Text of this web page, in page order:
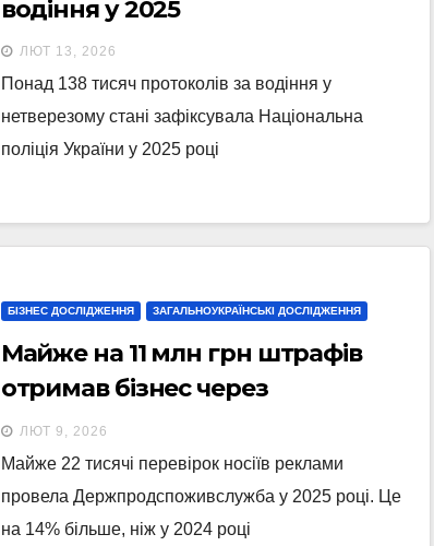
водіння у 2025
ЛЮТ 13, 2026
Понад 138 тисяч протоколів за водіння у
нетверезому стані зафіксувала Національна
поліція України у 2025 році
БІЗНЕС ДОСЛІДЖЕННЯ ЗАГАЛЬНОУКРАЇНСЬКІ ДОСЛІДЖЕННЯ
Майже на 11 млн грн штрафів
отримав бізнес через
порушення у рекламі
ЛЮТ 9, 2026
Майже 22 тисячі перевірок носіїв реклами
провела Держпродспоживслужба у 2025 році. Це
на 14% більше, ніж у 2024 році